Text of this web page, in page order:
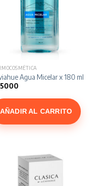
Agua Micelar x 180 ml
AÑADIR AL CARRITO